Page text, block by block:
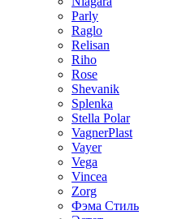
Parly
Raglo
Relisan
Riho
Rose
Shevanik
Splenka
Stella Polar
VagnerPlast
Vayer
Vega
Vincea
Zorg
Фэма Стиль